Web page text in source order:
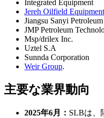
Integrated Equipment
Jereh Oilfield Equipment
Jiangsu Sanyi
JMP Petroleum
Msp/drilex Inc.
Uztel S.A
Sunnda Corporation
Weir Group.
主要な業界動向
2025年6月： SLBは、